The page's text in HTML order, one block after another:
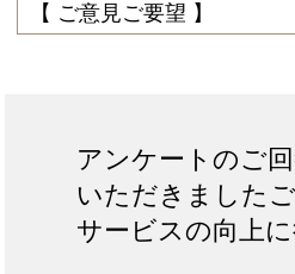
【 ご意見ご要望 】
アンケートのご
いただきました
サービスの向上